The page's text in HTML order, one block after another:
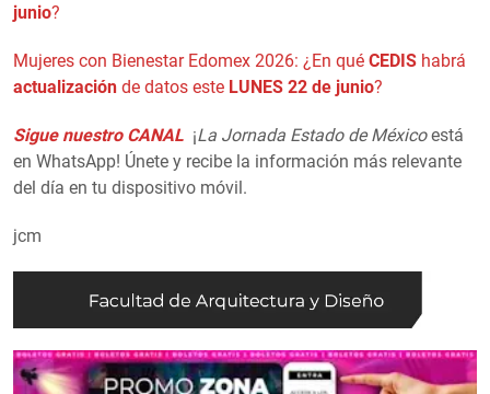
junio?
Mujeres con Bienestar Edomex 2026: ¿En qué CEDIS habrá
actualización de datos este LUNES 22 de junio?
Sigue nuestro CANAL ¡La Jornada Estado de Méxicoestá
en WhatsApp! Únete y recibe la información más relevante
del día en tu dispositivo móvil.
jcm